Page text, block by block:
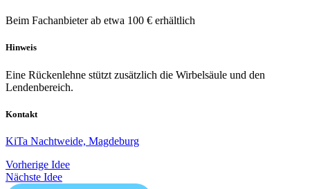
Beim Fachanbieter ab etwa 100 € erhältlich
Hinweis
Eine Rückenlehne stützt zusätzlich die Wirbelsäule und den
Lendenbereich.
Kontakt
KiTa Nachtweide, Magdeburg
Vorherige Idee
Nächste Idee